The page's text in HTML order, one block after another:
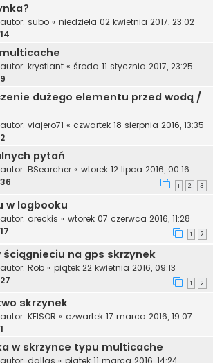
subo « niedziela 02 kwietnia 2017, 23:02
14
krystiant « środa 11 stycznia 2017, 23:25
9
dużego elementu przed wodą /
viajero71 « czwartek 18 sierpnia 2016, 13:35
2
pytań
BSearcher « wtorek 12 lipca 2016, 00:16
36 1 2 3
w logbooku
areckis « wtorek 07 czerwca 2016, 11:28
17 1 2
ściągnieciu na gps skrzynek
Rob « piątek 22 kwietnia 2016, 09:13
27 1 2
skrzynek
KEISOR « czwartek 17 marca 2016, 19:07
1
w skrzynce typu multicache